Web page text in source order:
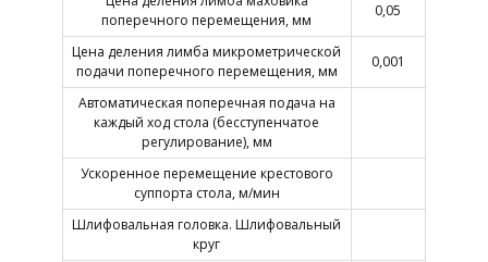
поперечного перемещения, мм
0,05
Цена деления лимба микрометрической
подачи поперечного перемещения, мм
0,001
Автоматическая поперечная подача на
каждый ход стола (бесступенчатое
регулирование), мм
Ускоренное перемещение крестового
суппорта стола, м/мин
Шлифовальная головка. Шлифовальный
круг